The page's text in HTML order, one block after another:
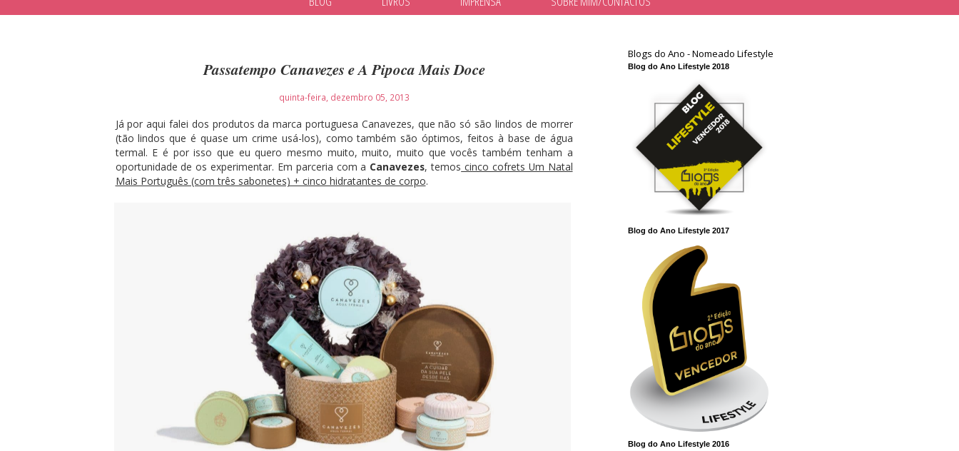
Passatempo Canavezes e A Pipoca Mais Doce
quinta-feira, dezembro 05, 2013
Já por aqui falei dos produtos da marca portuguesa Canavezes, que não só são lindos de morrer
(tão lindos que é quase um crime usá-los), como também são óptimos, feitos à base de água
termal. E é por isso que eu quero mesmo muito, muito, muito que vocês também tenham a
oportunidade de os experimentar. Em parceria com a Canavezes, temos cinco cofrets Um Natal
Mais Português (com três sabonetes) + cinco hidratantes de corpo.
Blogs do Ano - Nomeado Lifestyle
Blog do Ano Lifestyle 2018
Blog do Ano Lifestyle 2017
Blog do Ano Lifestyle 2016